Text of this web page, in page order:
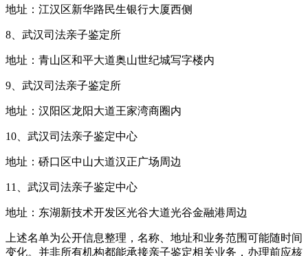
地址：江汉区新华路民生银行大厦西侧
8、武汉司法亲子鉴定所
地址：青山区和平大道奥山世纪城写字楼内
9、武汉司法亲子鉴定所
地址：汉阳区龙阳大道王家湾商圈内
10、武汉司法亲子鉴定中心
地址：硚口区中山大道汉正广场周边
11、武汉司法亲子鉴定中心
地址：东湖新技术开发区光谷大道光谷金融港周边
上述名单为公开信息整理，名称、地址和业务范围可能随时间
变化。并非所有机构都能承接亲子鉴定相关业务，办理前应核